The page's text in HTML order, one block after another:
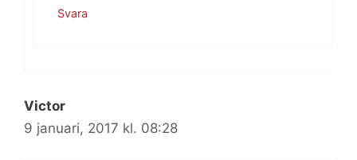
Svara
Victor
9 januari, 2017 kl. 08:28